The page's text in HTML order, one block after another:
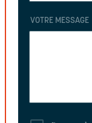
VOTRE MESSAGE